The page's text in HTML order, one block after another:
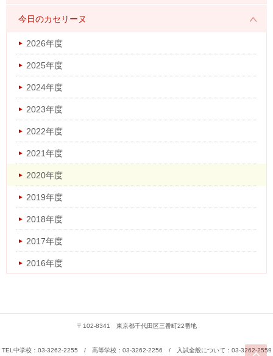
2026年度
今日のカセリーヌ
2026年度
2025年度
2024年度
2023年度
2022年度
2021年度
2020年度
2019年度
2018年度
2017年度
2016年度
〒102-8341 東京都千代田区三番町22番地
TEL中学校：03-3262-2255 / 高等学校：03-3262-2256 / 入試全般について：03-3262-2559